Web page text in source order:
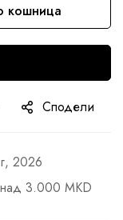
кошница
Сподели
2026
3.000 MKD